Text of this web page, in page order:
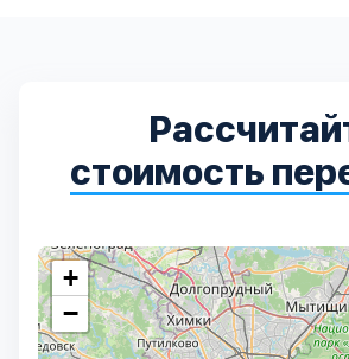
стоимость
+
−
Воскресенский